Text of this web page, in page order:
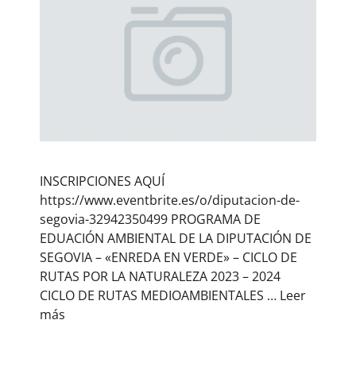
INSCRIPCIONES AQUÍ
https://www.eventbrite.es/o/diputacion-de-
segovia-32942350499 PROGRAMA DE
EDUACIÓN AMBIENTAL DE LA DIPUTACIÓN DE
SEGOVIA – «ENREDA EN VERDE» – CICLO DE
RUTAS POR LA NATURALEZA 2023 – 2024
CICLO DE RUTAS MEDIOAMBIENTALES … Leer
más